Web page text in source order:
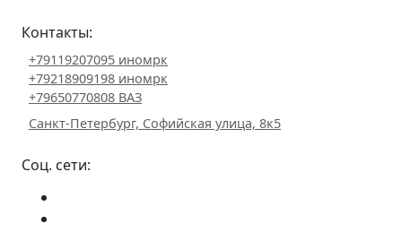
Контакты:
+79119207095 иномрк
+79218909198 иномрк
+79650770808 ВАЗ
Санкт-Петербург, Софийская улица, 8к5
Соц. сети: